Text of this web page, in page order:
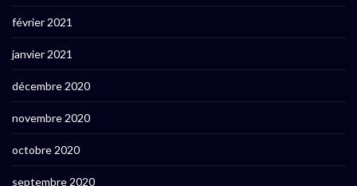
février 2021
janvier 2021
décembre 2020
novembre 2020
octobre 2020
septembre 2020